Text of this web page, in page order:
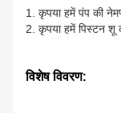
1. कृपया हमें पंप की
2. कृपया हमें पिस्टन
विशेष विवरण: